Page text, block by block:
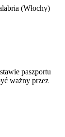
(Włochy)
paszportu
ważny przez